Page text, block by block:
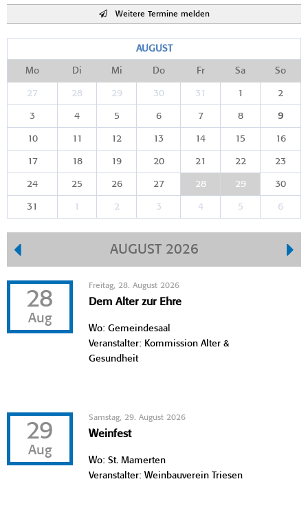
Weitere Termine melden
AUGUST
Mo Di Mi Do Fr Sa So
27 28 29 30 31 1 2
3 4 5 6 7 8 9
10 11 12 13 14 15 16
17 18 19 20 21 22 23
24 25 26 27 28 29 30
31 1 2 3 4 5 6
AUGUST 2026
28
Aug
Freitag, 28. August 2026
Dem Alter zur Ehre
Wo: Gemeindesaal
Veranstalter: Kommission Alter &
Gesundheit
29
Aug
Samstag, 29. August 2026
Weinfest
Wo: St. Mamerten
Veranstalter: Weinbauverein Triesen